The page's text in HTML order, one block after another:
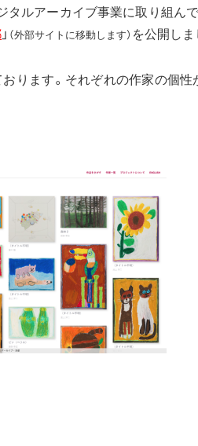
タルアーカイブ事業に取り組ん
」 （外部サイトに移動します） を公開しま
ります。 それぞれの作家の個性